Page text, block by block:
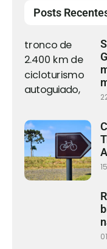
Posts